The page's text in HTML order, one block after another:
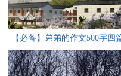
【必备】弟弟的作文500字四